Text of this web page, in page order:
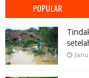
POPULAR